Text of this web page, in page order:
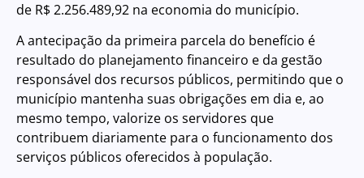
de R$ 2.256.489,92 na economia do município.
A antecipação da primeira parcela do benefício é
resultado do planejamento financeiro e da gestão
responsável dos recursos públicos, permitindo que o
município mantenha suas obrigações em dia e, ao
mesmo tempo, valorize os servidores que
contribuem diariamente para o funcionamento dos
serviços públicos oferecidos à população.